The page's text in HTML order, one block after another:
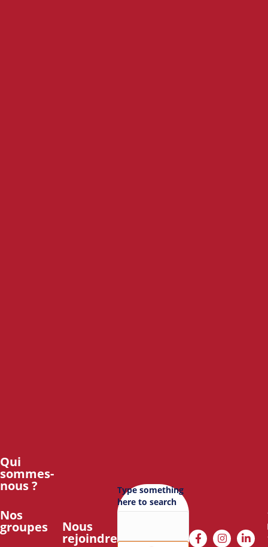
Qui
sommes-
nous ?
Nos
groupes
Nous
rejoindre
Type something
here to search